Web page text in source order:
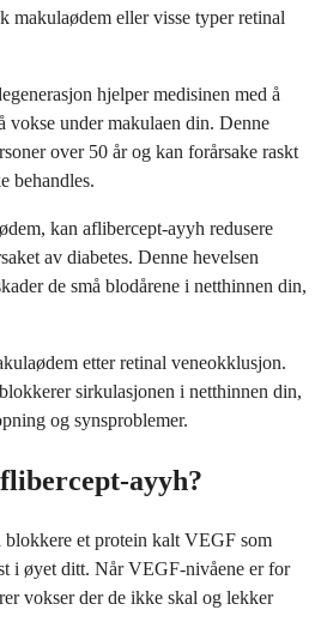
makulaødem eller visse typer retinal
hjelper medisinen med å
vokse under makulaen din. Denne
over 50 år og kan forårsake raskt
behandles.
kan aflibercept-ayyh redusere
av diabetes. Denne hevelsen
de små blodårene i netthinnen din,
etter retinal veneokklusjon.
sirkulasjonen i netthinnen din,
og synsproblemer.
ayyh?
et protein kalt VEGF som
i øyet ditt. Når VEGF-nivåene er for
vokser der de ikke skal og lekker